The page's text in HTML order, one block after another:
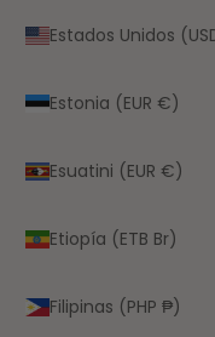
Estados Unidos
Estonia (EUR €)
Esuatini (EUR €)
Etiopía (ETB Br)
Filipinas (PHP ₱)